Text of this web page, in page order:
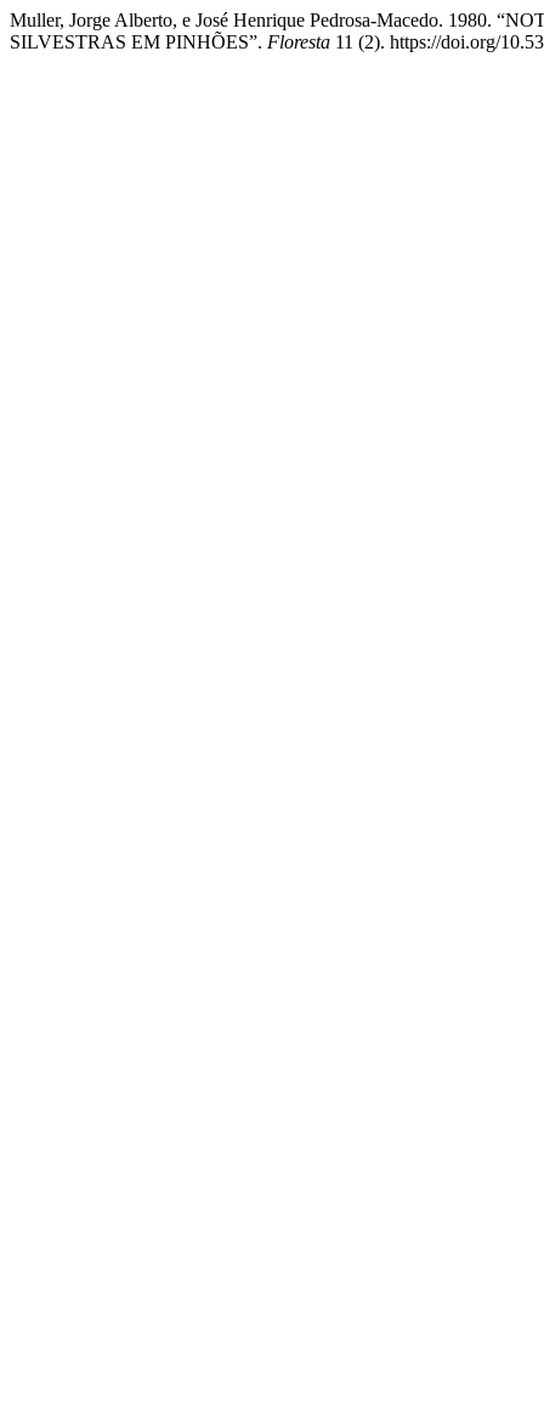
Muller, Jorge Alberto, e José Henrique Pedrosa-Macedo. 1980.
SILVESTRAS EM PINHÕES”. Floresta 11 (2). https://doi.org/